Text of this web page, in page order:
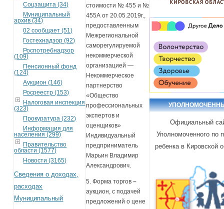
Соцзащита (34)
Муниципальный
архив (34)
02 сообщает (51)
Гостехнадзор (92)
Роспотребнадзор
(109)
Пенсионный фонд
(124)
Аукцион (146)
Росреестр (153)
Налоговая инспекция
(323)
Прокуратура (232)
Информация для
населения (299)
Правительство
области (1577)
Новости (3165)
Сведения о доходах,
расходах
Муниципальный
стоимости № 455 и №
455А от 20.05.2019г.,
предоставленным
Межрегиональной
саморегулируемой
некоммерческой
организацией —
Некоммерческое
партнерство
«Общество
профессиональных
экспертов и
оценщиков»
Индивидуальный
предприниматель
Марьин Владимир
Александрович.
5. Форма торгов –
аукцион, с подачей
предложений о цене
Официальный
Уполномоченного по
ребенка в Кировской